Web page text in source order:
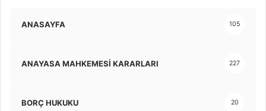
ANASAYFA 105
ANAYASA MAHKEMESİ KARARLARI 227
BORÇ HUKUKU 20